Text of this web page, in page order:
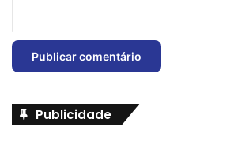
Publicidade